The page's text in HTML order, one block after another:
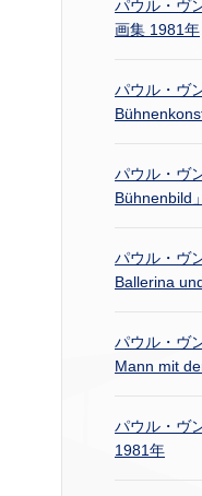
パウル・ヴ
画集 1981年
パウル・ヴ
パウル・ヴ
Bühnenbild
パウル・ヴ
Ballerina
パウル・ヴ
Mann mit
パウル・ヴ
1981年